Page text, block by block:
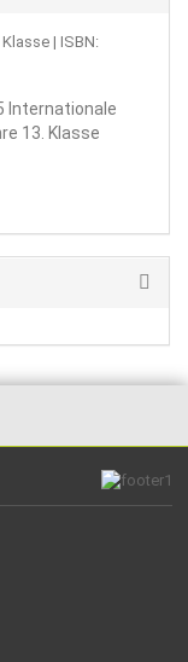
Internationale
13. Klasse